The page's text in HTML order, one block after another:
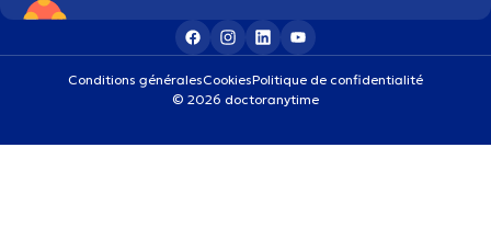
Conditions généralesCookiesPolitique de confidentialité
© 2026 doctoranytime